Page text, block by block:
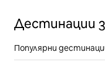
Дестинации
Популярни